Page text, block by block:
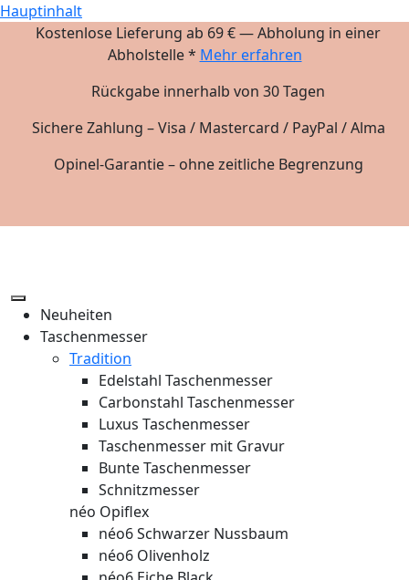
Hauptinhalt
Kostenlose Lieferung ab 69 € — Abholung in einer
Abholstelle * Mehr erfahren
Rückgabe innerhalb von 30 Tagen
Sichere Zahlung – Visa / Mastercard / PayPal / Alma
Opinel-Garantie – ohne zeitliche Begrenzung
Neuheiten
Taschenmesser
Tradition
Edelstahl Taschenmesser
Carbonstahl Taschenmesser
Luxus Taschenmesser
Taschenmesser mit Gravur
Bunte Taschenmesser
Schnitzmesser
néo Opiflex
néo6 Schwarzer Nussbaum
néo6 Olivenholz